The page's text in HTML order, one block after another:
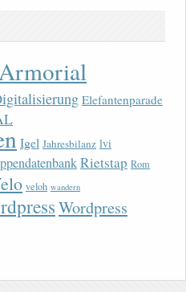
Elefantenparade
Igel Jahresbilanz lvi
Rietstap Rom
veloh wandern
Wordpress